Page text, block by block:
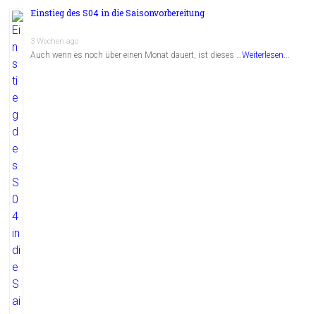
Einstieg des S04 in die Saisonvorbereitung
3 Wochen ago
Auch wenn es noch über einen Monat dauert, ist dieses …Weiterlesen...